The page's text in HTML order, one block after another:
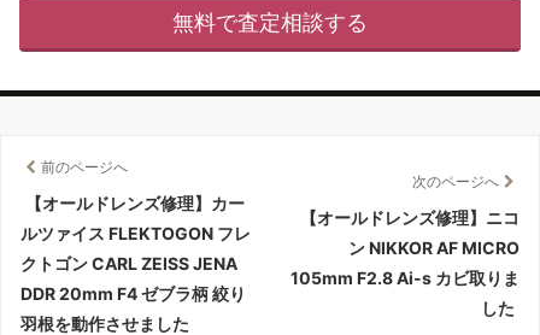
無料で査定相談する
前のページへ
【オールドレンズ修理】カー
ルツァイス FLEKTOGON フレ
クトゴン CARL ZEISS JENA
DDR 20mm F4 ゼブラ柄 絞り
羽根を動作させました
次のページへ
【オールドレンズ修理】ニコ
ン NIKKOR AF MICRO
105mm F2.8 Ai-s カビ取りま
した